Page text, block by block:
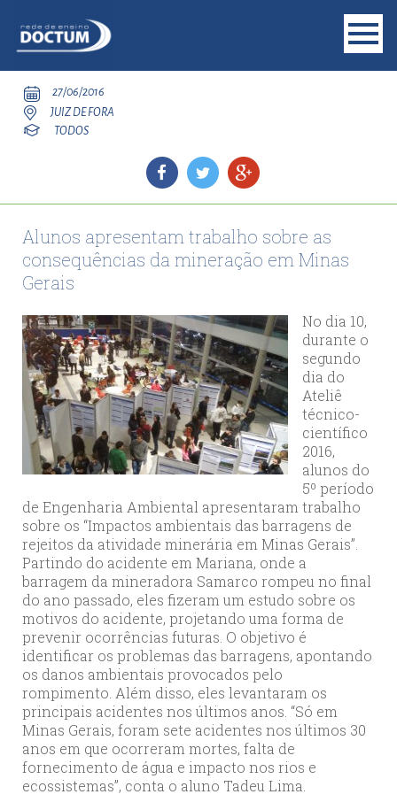
27/06/2016
JUIZ DE FORA
TODOS
Alunos apresentam trabalho sobre as
consequências da mineração em Minas
Gerais
No dia 10,
durante o
segundo
dia do
Ateliê
técnico-
científico
2016,
alunos do
5º período
de Engenharia Ambiental apresentaram trabalho
sobre os “Impactos ambientais das barragens de
rejeitos da atividade minerária em Minas Gerais”.
Partindo do acidente em Mariana, onde a
barragem da mineradora Samarco rompeu no final
do ano passado, eles fizeram um estudo sobre os
motivos do acidente, projetando uma forma de
prevenir ocorrências futuras. O objetivo é
identificar os problemas das barragens, apontando
os danos ambientais provocados pelo
rompimento. Além disso, eles levantaram os
principais acidentes nos últimos anos. “Só em
Minas Gerais, foram sete acidentes nos últimos 30
anos em que ocorreram mortes, falta de
fornecimento de água e impacto nos rios e
ecossistemas”, conta o aluno Tadeu Lima.